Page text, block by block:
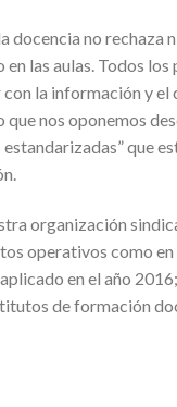
docencia no rechaza
las aulas. Todos los
la información y
nos oponemos
que
organización
operativos como
en el año
de formación